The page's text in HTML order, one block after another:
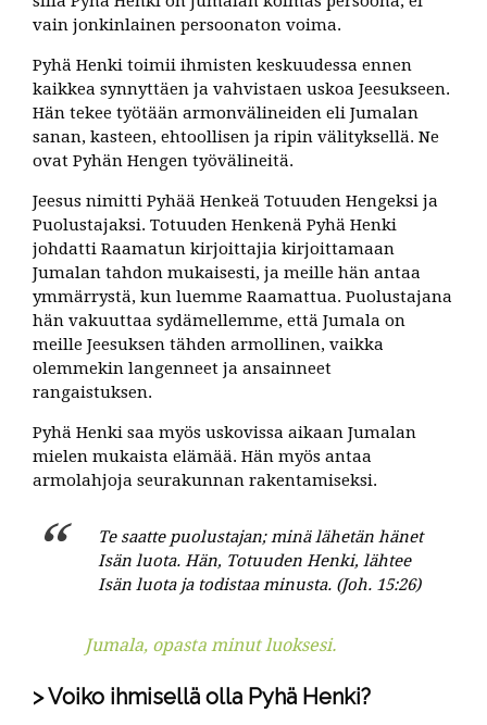
vain jonkinlainen persoonaton voima.
Pyhä Henki toimii ihmisten keskuudessa ennen
kaikkea synnyttäen ja vahvistaen uskoa Jeesukseen.
Hän tekee työtään armonvälineiden eli Jumalan
sanan, kasteen, ehtoollisen ja ripin välityksellä. Ne
ovat Pyhän Hengen työvälineitä.
Jeesus nimitti Pyhää Henkeä Totuuden Hengeksi ja
Puolustajaksi. Totuuden Henkenä Pyhä Henki
johdatti Raamatun kirjoittajia kirjoittamaan
Jumalan tahdon mukaisesti, ja meille hän antaa
ymmärrystä, kun luemme Raamattua. Puolustajana
hän vakuuttaa sydämellemme, että Jumala on
meille Jeesuksen tähden armollinen, vaikka
olemmekin langenneet ja ansainneet
rangaistuksen.
Pyhä Henki saa myös uskovissa aikaan Jumalan
mielen mukaista elämää. Hän myös antaa
armolahjoja seurakunnan rakentamiseksi.
Te saatte puolustajan; minä lähetän hänet
Isän luota. Hän, Totuuden Henki, lähtee
Isän luota ja todistaa minusta. (Joh. 15:26)
Jumala, opasta minut luoksesi.
Voiko ihmisellä olla Pyhä Henki?